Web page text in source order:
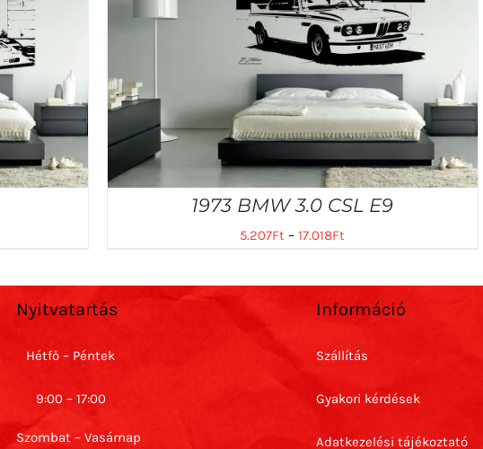
1973 BMW 3.0 CSL E9
5.207Ft –17.018Ft
Nyitvatartás
Hétfő – Péntek
9:00 – 17:00
Szombat – Vasárnap
Információ
Szállítás
Gyakori kérdések
Adatkezelési tájékoztató